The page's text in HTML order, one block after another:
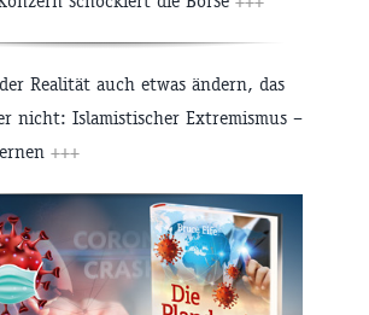
Realität auch etwas ändern, das
nicht: Islamistischer Extremismus –
+++